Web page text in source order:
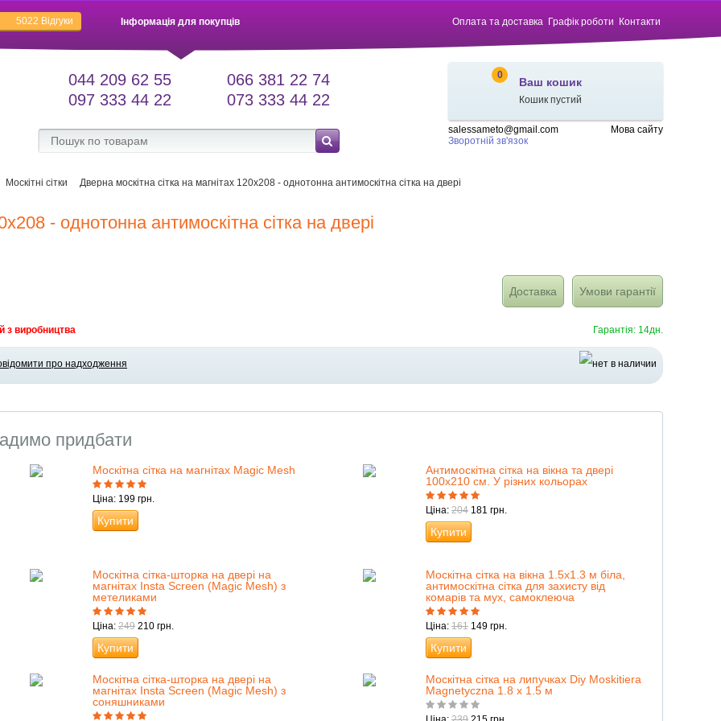
5022 Відгуки Оплата та доставка Графік роботи Контакти
Інформація для покупців
0
Ваш кошик
Кошик пустий
salessameto@gmail.com
Зворотній зв'язок
Мова сайту
044 209 62 55
097 333 44 22
066 381 22 74
073 333 44 22
Москітні сітки Дверна москітна сітка на магнітах 120х208 - однотонна антимоскітна сітка на двері
- однотонна антимоскітна сітка на двері
Доставка Умови гарантії
з виробництва Гарантія: 14дн.
про надходження
придбати
Москітна сітка на магнітах Magic Mesh
Ціна: 199 грн.
Купити
Антимоскітна сітка на вікна та двері
100х210 см. У різних кольорах
Ціна: 204 181 грн.
Купити
Москітна сітка-шторка на двері на
магнітах Insta Screen (Magic Mesh) з
метеликами
Ціна: 249 210 грн.
Купити
Москітна сітка на вікна 1.5х1.3 м біла,
антимоскітна сітка для захисту від
комарів та мух, самоклеюча
Ціна: 161 149 грн.
Купити
Москітна сітка-шторка на двері на
магнітах Insta Screen (Magic Mesh) з
соняшниками
Москітна сітка на липучках Diy Moskitiera
Magnetyczna 1.8 х 1.5 м